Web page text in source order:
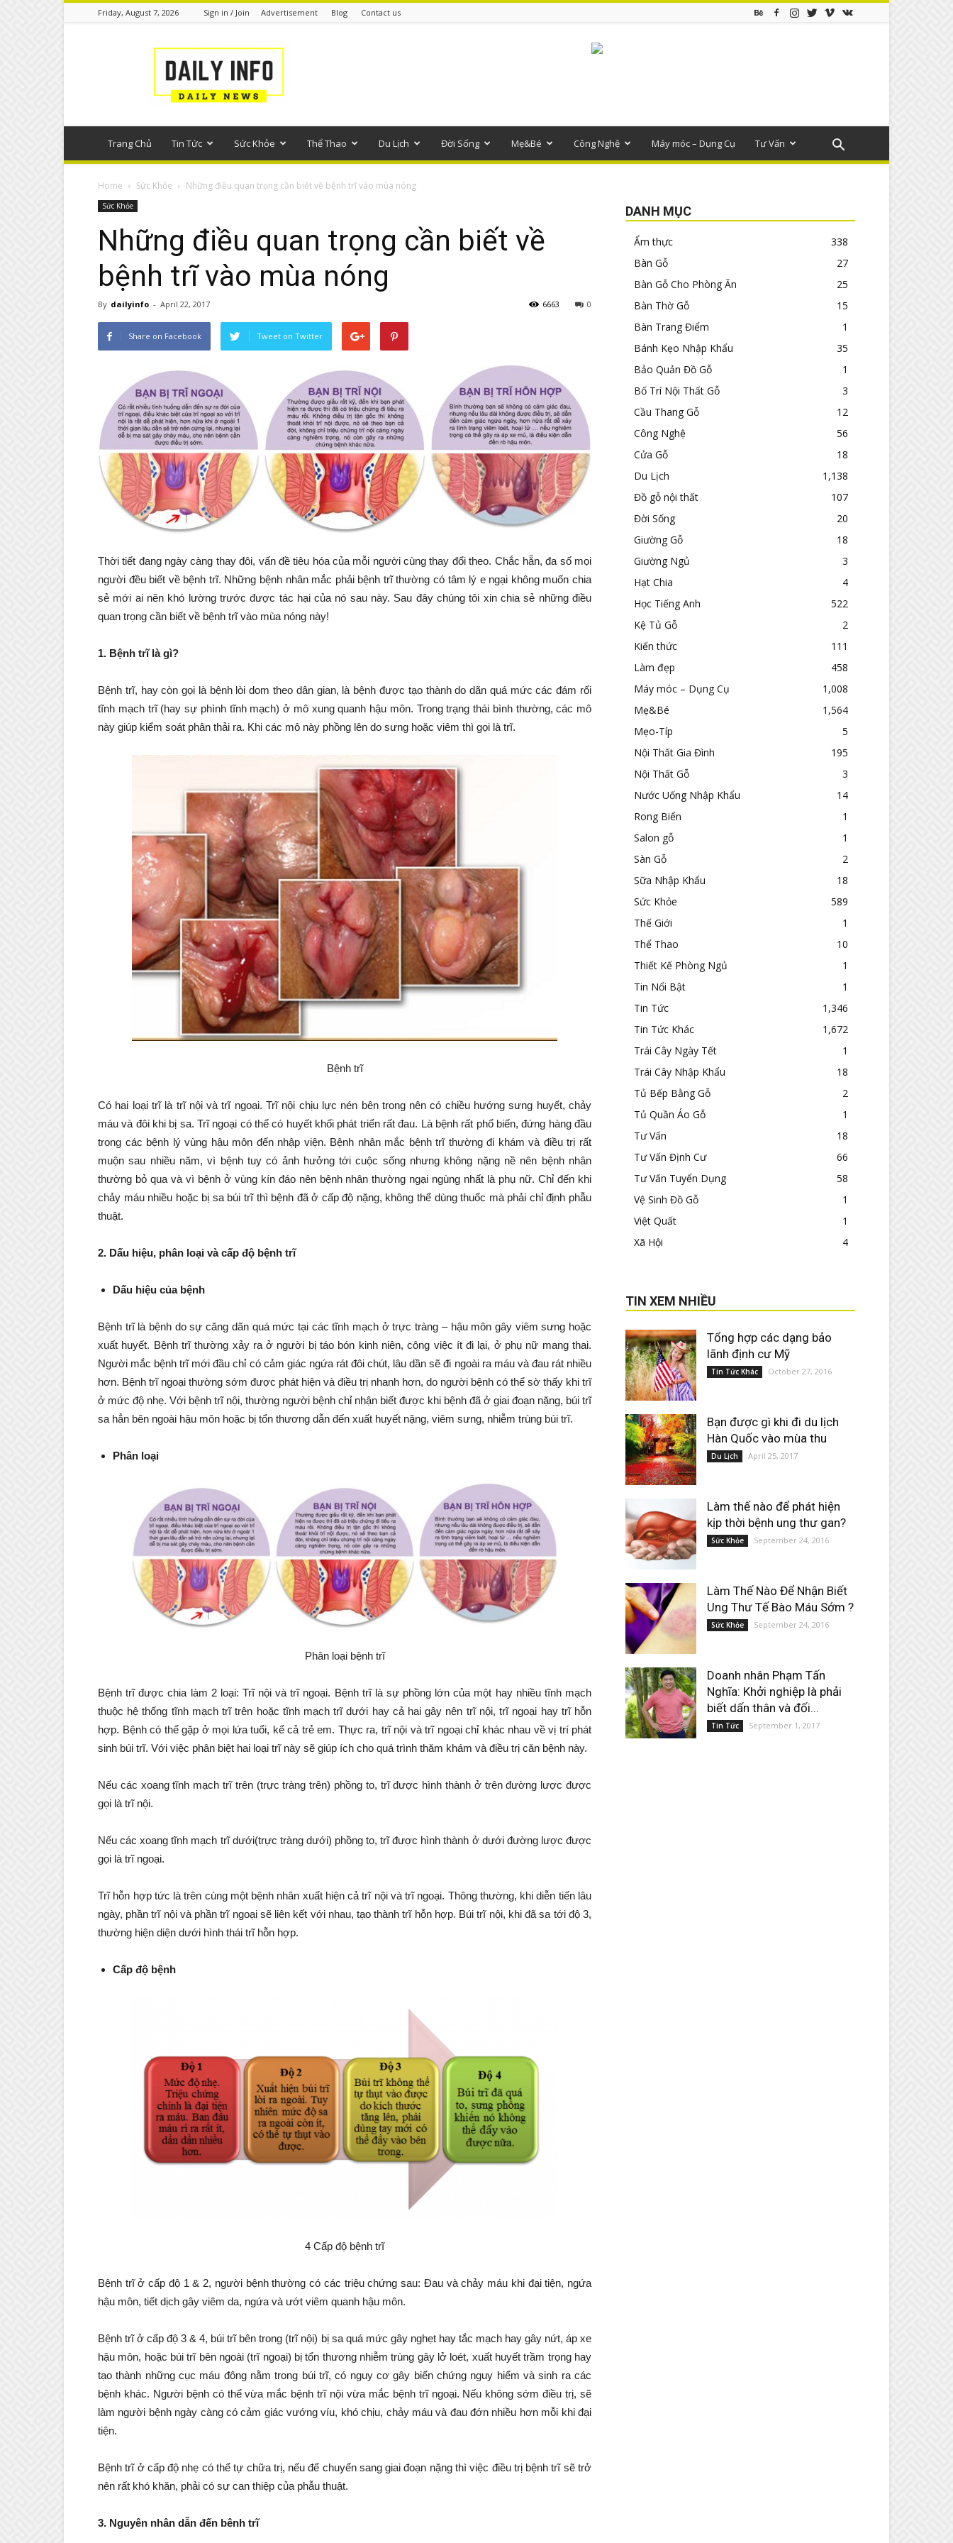
Friday, August 7, 2026 Sign in / Join Advertisement Blog Contact us
thông
Trang Chủ Tin Tức Sức Khỏe Thể Thao Du Lịch Đời Sống Mẹ&Bé Công Nghệ Máy móc – Dụng Cụ Tư Vấn
Home Sức Khỏe Những điều quan trọng cần biết về bệnh trĩ vào mùa nóng
Sức Khỏe
Những điều quan trọng cần biết về
bệnh trĩ vào mùa nóng
By dailyinfo - April 22, 2017 0
6663
Share on Facebook Tweet on Twitter
Thời tiết đang ngày càng thay đôi, vấn đề tiêu hóa của mỗi người cùng thay đổi theo. Chắc hẵn, đa số mọi
người đều biết về bệnh trĩ. Những bệnh nhân mắc phải bệnh trĩ thường có tâm lý e ngại không muốn chia
sẻ mới ai nên khó lường trước được tác hại của nó sau này. Sau đây chúng tôi xin chia sẻ những điều
quan trọng cần biết về bệnh trĩ vào mùa nóng này!
1. Bệnh trĩ là gì?
Bệnh trĩ, hay còn gọi là bệnh lòi dom theo dân gian, là bệnh được tạo thành do dãn quá mức các đám rối
tĩnh mạch trĩ (hay sự phình tĩnh mạch) ở mô xung quanh hậu môn. Trong trạng thái bình thường, các mô
này giúp kiểm soát phân thải ra. Khi các mô này phồng lên do sưng hoặc viêm thì gọi là trĩ.
Bệnh trĩ
Có hai loại trĩ là trĩ nội và trĩ ngoại. Trĩ nội chịu lực nén bên trong nên có chiều hướng sưng huyết, chảy
máu và đôi khi bị sa. Trĩ ngoại có thể có huyết khối phát triển rất đau. Là bệnh rất phổ biến, đứng hàng đầu
trong các bệnh lý vùng hậu môn đến nhập viện. Bệnh nhân mắc bệnh trĩ thường đi khám và điều trị rất
muộn sau nhiều năm, vì bệnh tuy có ảnh hưởng tới cuộc sống nhưng không nặng nề nên bệnh nhân
thường bỏ qua và vì bệnh ở vùng kín đáo nên bệnh nhân thường ngại ngùng nhất là phụ nữ. Chỉ đến khi
chảy máu nhiều hoặc bị sa búi trĩ thì bệnh đã ở cấp độ nặng, không thể dùng thuốc mà phải chỉ định phẫu
thuật.
2. Dấu hiệu, phân loại và cấp độ bệnh trĩ
Dấu hiệu của bệnh
Bệnh trĩ là bệnh do sự căng dãn quá mức tại các tĩnh mạch ở trực tràng – hậu môn gây viêm sưng hoặc
xuất huyết. Bệnh trĩ thường xảy ra ở người bị táo bón kinh niên, công việc ít đi lại, ở phụ nữ mang thai.
Người mắc bệnh trĩ mới đầu chỉ có cảm giác ngứa rát đôi chút, lâu dần sẽ đi ngoài ra máu và đau rát nhiều
hơn. Bệnh trĩ ngoại thường sớm được phát hiện và điều trị nhanh hơn, do người bệnh có thể sờ thấy khi trĩ
ở mức độ nhẹ. Với bệnh trĩ nội, thường người bệnh chỉ nhận biết được khi bệnh đã ở giai đoạn nặng, búi trĩ
sa hẳn bên ngoài hậu môn hoặc bị tổn thương dẫn đến xuất huyết nặng, viêm sưng, nhiễm trùng búi trĩ.
Phân loại
Phân loại bệnh trĩ
Bệnh trĩ được chia làm 2 loại: Trĩ nội và trĩ ngoại. Bệnh trĩ là sự phồng lớn của một hay nhiều tĩnh mạch
thuộc hệ thống tĩnh mạch trĩ trên hoặc tĩnh mạch trĩ dưới hay cả hai gây nên trĩ nội, trĩ ngoại hay trĩ hỗn
hợp. Bệnh có thể gặp ở mọi lứa tuổi, kể cả trẻ em. Thực ra, trĩ nội và trĩ ngoại chỉ khác nhau về vị trí phát
sinh búi trĩ. Với việc phân biệt hai loại trĩ này sẽ giúp ích cho quá trình thăm khám và điều trị căn bệnh này.
Nếu các xoang tĩnh mạch trĩ trên (trực tràng trên) phồng to, trĩ được hình thành ở trên đường lược được
gọi là trĩ nội.
Nếu các xoang tĩnh mạch trĩ dưới(trực tràng dưới) phồng to, trĩ được hình thành ở dưới đường lược được
gọi là trĩ ngoại.
Trĩ hỗn hợp tức là trên cùng một bệnh nhân xuất hiện cả trĩ nội và trĩ ngoại. Thông thường, khi diễn tiến lâu
ngày, phần trĩ nội và phần trĩ ngoại sẽ liên kết với nhau, tạo thành trĩ hỗn hợp. Búi trĩ nội, khi đã sa tới độ 3,
thường hiện diện dưới hình thái trĩ hỗn hợp.
Cấp độ bệnh
4 Cấp độ bệnh trĩ
Bệnh trĩ ở cấp độ 1 & 2, người bệnh thường có các triệu chứng sau: Đau và chảy máu khi đại tiện, ngứa
hậu môn, tiết dịch gây viêm da, ngứa và ướt viêm quanh hậu môn.
Bệnh trĩ ở cấp độ 3 & 4, búi trĩ bên trong (trĩ nội) bị sa quá mức gây nghẹt hay tắc mạch hay gây nứt, áp xe
hậu môn, hoặc búi trĩ bên ngoài (trĩ ngoại) bị tổn thương nhiễm trùng gây lở loét, xuất huyết trầm trọng hay
tạo thành những cục máu đông nằm trong búi trĩ, có nguy cơ gây biến chứng nguy hiểm và sinh ra các
bệnh khác. Người bệnh có thể vừa mắc bệnh trĩ nội vừa mắc bệnh trĩ ngoại. Nếu không sớm điều trị, sẽ
làm người bệnh ngày càng có cảm giác vướng víu, khó chịu, chảy máu và đau đớn nhiều hơn mỗi khi đại
tiện.
Bệnh trĩ ở cấp độ nhẹ có thể tự chữa trị, nếu để chuyển sang giai đoạn nặng thì việc điều trị bệnh trĩ sẽ trở
nên rất khó khăn, phải có sự can thiệp của phẫu thuật.
3. Nguyên nhân dẫn đến bênh trĩ
DANH MỤC
Ẩm thực
338
Bàn Gỗ
27
Bàn Gỗ Cho Phòng Ăn
25
Bàn Thờ Gỗ
15
Bàn Trang Điểm
1
Bánh Kẹo Nhập Khẩu
35
Bảo Quản Đồ Gỗ
1
Bố Trí Nội Thất Gỗ
3
Cầu Thang Gỗ
12
Công Nghệ
56
Cửa Gỗ
18
Du Lịch
1,138
Đồ gỗ nội thất
107
Đời Sống
20
Giường Gỗ
18
Giường Ngủ
3
Hạt Chia
4
Học Tiếng Anh
522
Kệ Tủ Gỗ
2
Kiến thức
111
Làm đẹp
458
Máy móc – Dụng Cụ
1,008
Mẹ&Bé
1,564
Mẹo-Típ
5
Nội Thất Gia Đình
195
Nội Thất Gỗ
3
Nước Uống Nhập Khẩu
14
Rong Biển
1
Salon gỗ
1
Sàn Gỗ
2
Sữa Nhập Khẩu
18
Sức Khỏe
589
Thế Giới
1
Thể Thao
10
Thiết Kế Phòng Ngủ
1
Tin Nổi Bật
1
Tin Tức
1,346
Tin Tức Khác
1,672
Trái Cây Ngày Tết
1
Trái Cây Nhập Khẩu
18
Tủ Bếp Bằng Gỗ
2
Tủ Quần Áo Gỗ
1
Tư Vấn
18
Tư Vấn Định Cư
66
Tư Vấn Tuyển Dụng
58
Vệ Sinh Đồ Gỗ
1
Việt Quất
1
Xã Hội
4
TIN XEM NHIỀU
Tổng hợp các dạng bảo
lãnh định cư Mỹ
Tin Tức Khác October 27, 2016
Bạn được gì khi đi du lịch
Hàn Quốc vào mùa thu
Du Lịch April 25, 2017
Làm thế nào để phát hiện
kịp thời bệnh ung thư gan?
Sức Khỏe September 24, 2016
Làm Thế Nào Để Nhận Biết
Ung Thư Tế Bào Máu Sớm ?
Sức Khỏe September 24, 2016
Doanh nhân Phạm Tấn
Nghĩa: Khởi nghiệp là phải
biết dấn thân và đối...
Tin Tức September 1, 2017